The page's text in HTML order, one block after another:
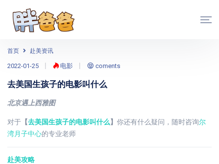
首页 赴美资讯
2022-01-25 电影 coments
去美国生孩子的电影叫什么
北京遇上西雅图
对于 【去美国生孩子的电影叫什么】 你还有什么疑问，随时咨询尔
湾月子中心的专业老师
赴美攻略